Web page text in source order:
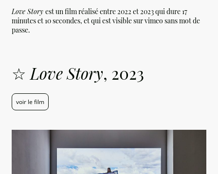
Love Story est un film réalisé entre 2022 et 2023 qui dure 17
minutes et 10 secondes, et qui est visible sur vimeo sans mot de
passe.
☆ Love Story, 2023
voir le film